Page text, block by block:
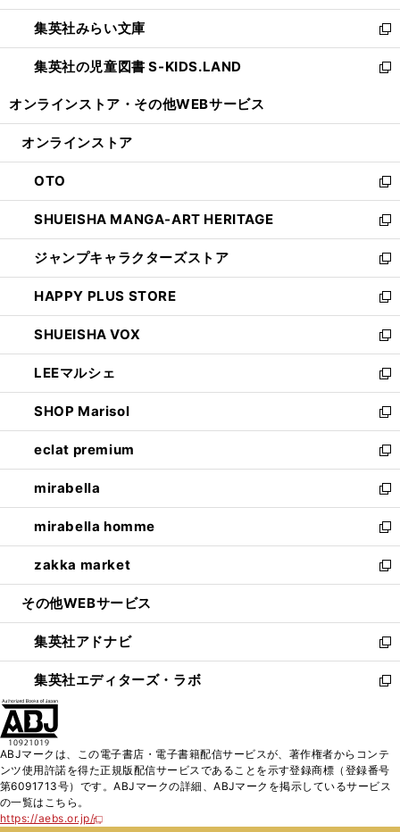
開
く
ウ
で
開
く
ン
ド
ウ
で
ウ
ィ
ン
ド
開
集英社みらい文庫
新
し
い
ン
ウ
で
開
く
集英社の児童図書 S-KIDS.LAND
新
ウ
ン
ド
ウ
で
開
く
オンラインストア・ その他WEBサービス
オンラインストア
OTO
新
し
い
ウ
ィ
ン
ド
ウ
で
開
く
SHUEISHA MANGA-ART HERITAGE
新
し
い
ウ
ィ
ン
ド
ウ
で
開
く
ジャンプキャラクターズストア
新
し
い
ウ
ィ
ン
ド
ウ
で
開
く
HAPPY PLUS STORE
新
し
い
ウ
ィ
ン
ド
ウ
で
開
く
SHUEISHA VOX
新
し
い
ウ
ィ
ン
ド
ウ
で
開
く
LEEマルシェ
新
し
い
ウ
ィ
ン
ド
ウ
で
開
く
SHOP Marisol
新
し
い
ウ
ィ
ン
ド
ウ
で
開
eclat premium
新
し
い
ウ
ィ
ン
ド
ウ
開
く
mirabella
新
し
い
ウ
ィ
ン
ウ
で
開
く
mirabella homme
新
し
い
ウ
ン
ド
ウ
で
zakka market
新
し
ウ
ィ
ン
ド
く
その他WEBサービス
集英社アドナビ
新
し
い
ド
ウ
で
集英社エディターズ・ラボ
新
ィ
ン
ABJマークは、この電子書店・電子書籍配信サービスが、著作権者からコンテ
ンツ使用許諾を得た正規版配信サービスであることを示す登録商標（登録番号
第6091713号）です。ABJマークの詳細、ABJマークを掲示しているサービス
の一覧はこちら。
https://aebs.or.jp/
新